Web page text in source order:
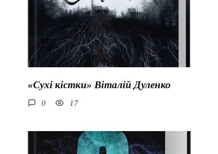
«Сухі кістки» Віталій Дуленко
0 17